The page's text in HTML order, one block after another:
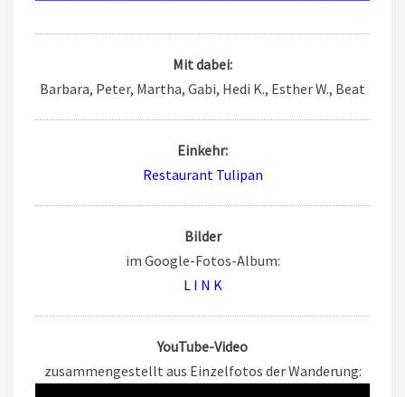
Mit dabei:
Barbara, Peter, Martha, Gabi, Hedi K., Esther W., Beat
Einkehr:
Restaurant Tulipan
Bilder
im Google-Fotos-Album:
L I N K
YouTube-Video
zusammengestellt aus Einzelfotos der Wanderung: